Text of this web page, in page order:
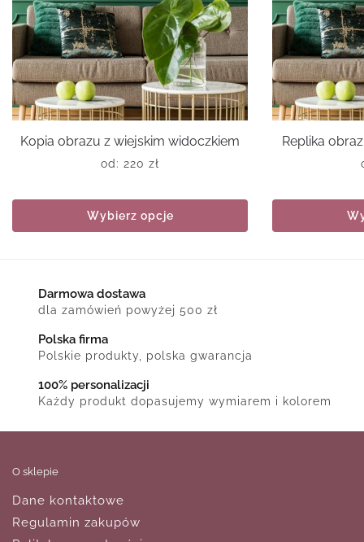
Kopia obrazu z wiejskim widoczkiem
od: 220 zł
Wybierz opcje
Replika
Darmowa dostawa
dla zamówień powyżej 500 zł
Polska firma
Polskie produkty, polska gwarancja
100% personalizacji
Każdy produkt dopasujemy wymiarem i kolorem
O sklepie
Dane kontaktowe
Regulamin zakupów